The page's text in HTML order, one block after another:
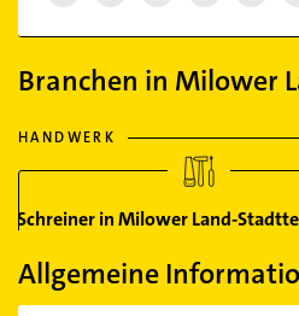
Branchen in Milower
HANDWERK
Schreiner in Milower Land-
Allgemeine